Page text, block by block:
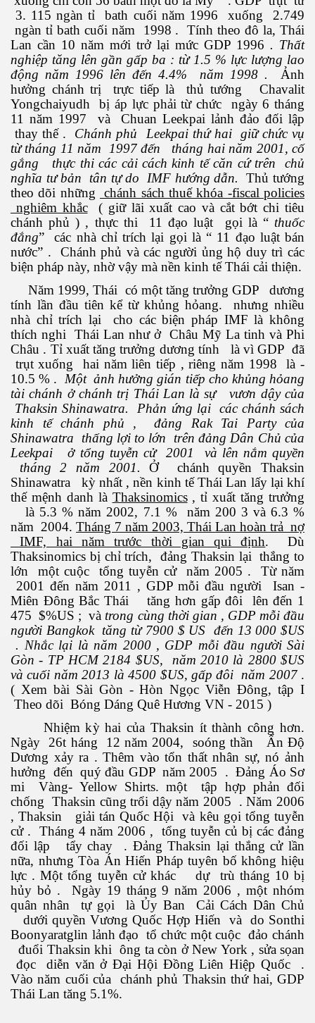
3. 115 ngàn tỉ bath cuối năm 1996 xuống 2.749
ngàn tỉ bath cuối năm 1998 . Tính theo đô la, Thái
Lan cần 10 năm mới trở lại mức GDP 1996 . Thất
nghiệp tăng lên gần gấp ba : từ 1.5 % lực lượng lao
động năm 1996 lên đến 4.4% năm 1998 . Ảnh
hưởng chánh trị trực tiếp là thủ tướng Chavalit
Yongchaiyudh bị áp lực phải từ chức ngày 6 tháng
11 năm 1997 và Chuan Leekpai lảnh đảo đối lập
thay thế . Chánh phủ Leekpai thứ hai giữ chức vụ
từ tháng 11 năm 1997 đến tháng hai năm 2001, cố
gắng thực thi các cải cách kinh tế căn cứ trên chủ
nghĩa tư bản tân tự do IMF hướng dẫn.Thủ tướng
theo dõi những
chánh sách thuế khóa -fiscal policies
nghiêm khắc( giữ lãi xuất cao và cắt bớt chi tiêu
chánh phủ ) , thực thi 11 đạo luật gọi là “ thuốc
đắng” các nhà chỉ trích lại gọi là “ 11 đạo luật bán
nước” . Chánh phủ và các người ủng hộ duy trì các
biện pháp này, nhờ vậy mà nền kinh tế Thái cải thiện.
Năm 1999, Thái có một tăng trưởng GDP dương
tính lần đầu tiên kể từ khủng hỏang. nhưng nhiều
nhà chỉ trích lại cho các biện pháp IMF là không
thích nghi Thái Lan như ở Châu Mỹ La tinh và Phi
Châu . Tỉ xuất tăng trưởng dương tính là vì GDP đã
trụt xuống hai năm liên tiếp , riêng năm 1998 là -
10.5 % . Một ảnh hưởng gián tiếp cho khủng hỏang
tài chánh ở chánh trị Thái Lan là sự vươn dậy của
Thaksin Shinawatra. Phản ứng lại các chánh sách
kinh tế chánh phủ , đảng Rak Tai Party của
Shinawatra thấng lợi to lớn trên đảng Dân Chủ của
Leekpai ở tổng tuyễn cử 2001 và lên nắm quyền
tháng 2 năm 2001. Ở chánh quyền Thaksin
Shinawatra kỳ nhất , nền kinh tế Thái Lan lấy lại khí
thế mệnh danh là Thaksinomics, tỉ xuất tăng trưởng
là 5.3 % năm 2002, 7.1 % năm 200 3 và 6.3 %
năm 2004. Tháng 7 năm 2003, Thái Lan hoàn trả nợ
IMF, hai năm trước thời gian qui định. Dù
Thaksinomics bị chỉ trích, đảng Thaksin lại thắng to
lớn một cuộc tổng tuyễn cử năm 2005 . Từ năm
2001 đến năm 2011 , GDP mỗi đầu người Isan -
Miên Đông Bắc Thái tăng hơn gấp đôi lên đến 1
475 $%US ; và trong cùng thời gian , GDP mỗi đầu
người Bangkok tăng từ 7900 $ US đến 13 000 $US
. Nhắc lại là năm 2000 , GDP mỗi đầu người Sài
Gòn - TP HCM 2184 $US, năm 2010 là 2800 $US
và cuối năm 2013 là 4500 $US, gấp đôi năm 2007.
( Xem bài Sài Gòn - Hòn Ngọc Viễn Đông, tập I
Theo dõi Bóng Dáng Quê Hương VN - 2015 )
Nhiệm kỳ hai của Thaksin ít thành công hơn.
Ngày 26t háng 12 năm 2004, soóng thần Ấn Độ
Dương xảy ra . Thêm vào tổn thất nhân sự, nó ảnh
hưởng đến quý đầu GDP năm 2005 . Đảng Áo Sơ
mi Vàng- Yellow Shirts. một tập hợp phản đối
chống Thaksin cũng trổi dậy năm 2005 . Năm 2006
, Thaksin giải tán Quốc Hội và kêu gọi tổng tuyễn
cử . Tháng 4 năm 2006 , tổng tuyễn củ bị các đảng
đối lập tẩy chay . Đảng Thaksin lại thắng cử lần
nữa, nhưng Tòa Án Hiến Pháp tuyên bố không hiệu
lực . Một tổng tuyễn cử khác dự
trù tháng 10 bị
hủy bỏ . Ngày 19 tháng 9 năm 2006 , một nhóm
quân nhân tự gọi là Ủy Ban Cải Cách Dân Chủ
dưới quyền Vương Quốc Hợp Hiến và do Sonthi
Boonyaratglin lảnh đạo tổ chức một cuộc đảo chánh
đuổi Thaksin khi ông ta còn ở New York , sửa sọan
đọc diễn văn ở Đại Hội Đồng Liên Hiệp Quốc .
Vào năm cuối của chánh phủ Thaksin thứ hai, GDP
Thái Lan tăng 5.1%.
Văn Đạt
Mers-CoV
sức khỏe
- Phần 1
Pháp
2